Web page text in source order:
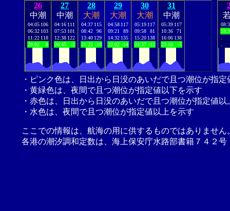
26
中潮
04:05 106
06:32 103
11:22 118
20:02
8
27
中潮
04:16 111
07:53 101
12:38 122
20:45
-2
28
大潮
04:37 115
08:42
96
13:40 129
21:25 -10
29
大潮
04:58 117
09:21
89
14:32 135
22:02 -14
30
大潮
05:19 117
09:58
81
15:20 138
22:37 -12
31
中潮
05:39 117
10:36
71
16:06 138
23:10
-5
・ピンク色は、日出から日没のあいだで且つ潮位が指
・黄緑色は、夜間で且つ潮位が指定値以下を示す
・赤色は、日出から日没のあいだで且つ潮位が指定値以
・水色は、夜間で且つ潮位が指定値以上を示す
ここでの情報は、航海の用に供するものではありませ
各港の潮汐調和定数は、海上保安庁水路部書籍７４２